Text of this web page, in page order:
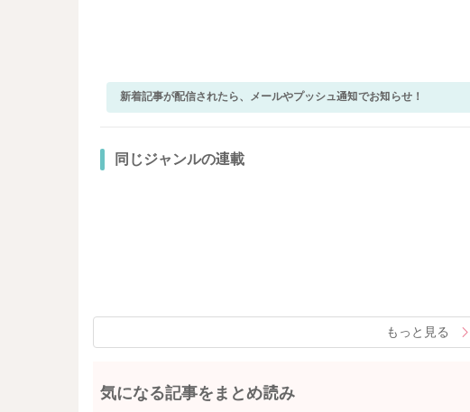
新着記事が配信されたら、メールやプッシュ通知でお知らせ！
同じジャンルの連載
もっと見る
気になる記事をまとめ読み